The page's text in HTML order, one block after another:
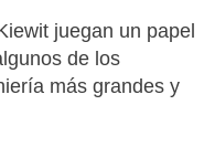
juegan un papel
de los
más grandes y